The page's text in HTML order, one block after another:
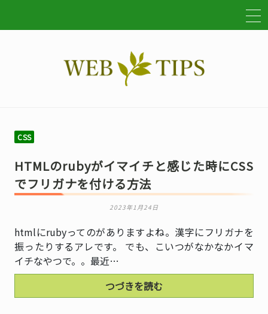
CSS
HTMLのrubyがイマイチと感じた時にCSS
でフリガナを付ける方法
2023年1月24日
htmlにrubyってのがありますよね。漢字にフリガナを
振ったりするアレです。 でも、こいつがなかなかイマ
イチなやつで。。最近…
つづきを読む